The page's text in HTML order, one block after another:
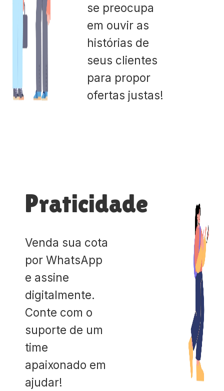
se preocupa
em ouvir as
histórias de
seus clientes
para propor
ofertas justas!
Praticidade
Venda sua cota
por WhatsApp
e assine
digitalmente.
Conte com o
suporte de um
time
apaixonado em
ajudar!